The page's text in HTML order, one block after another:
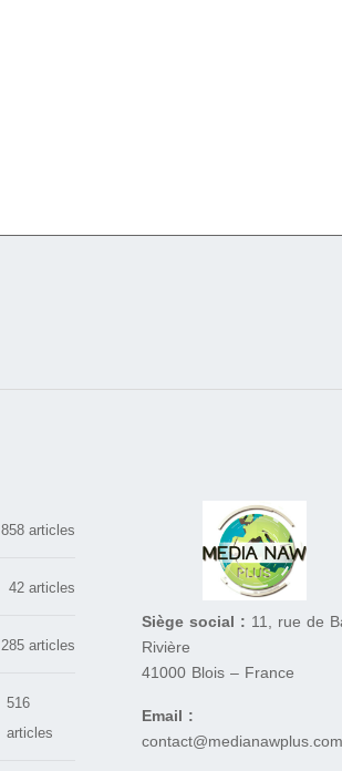
858 articles
42 articles
285 articles
516
articles
Siège social : 11, rue de
Rivière
41000 Blois – France
Email :
contact@medianawplus.com